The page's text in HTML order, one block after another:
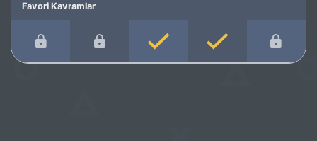
Favori Kavramlar